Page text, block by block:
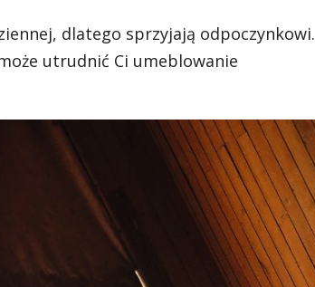
dlatego sprzyjają odpoczynkowi.
utrudnić Ci umeblowanie